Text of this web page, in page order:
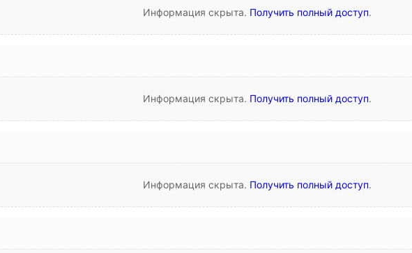
Информация скрыта. Получить полный доступ.
Информация скрыта. Получить полный доступ.
Информация скрыта. Получить полный доступ.